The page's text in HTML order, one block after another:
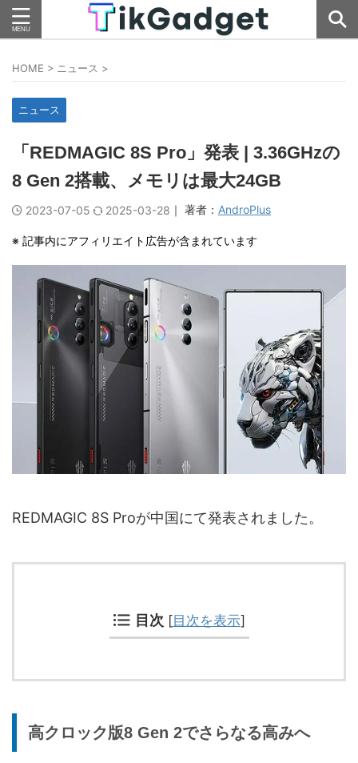
HOME > ニュース >
ニュース
「REDMAGIC 8S Pro」発表 | 3.36GHzの
8 Gen 2搭載、メモリは最大24GB
2023-07-05 2025-03-28 ｜ 著者： AndroPlus
※ 記事内にアフィリエイト広告が含まれています
REDMAGIC 8S Proが中国にて発表されました。
目次 [目次を表示]
高クロック版8 Gen 2でさらなる高みへ